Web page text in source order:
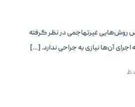
روش‌هایی غیرتهاجمی در نظر گرفته
آن‌ها نیازی به جراحی ندارد. […]